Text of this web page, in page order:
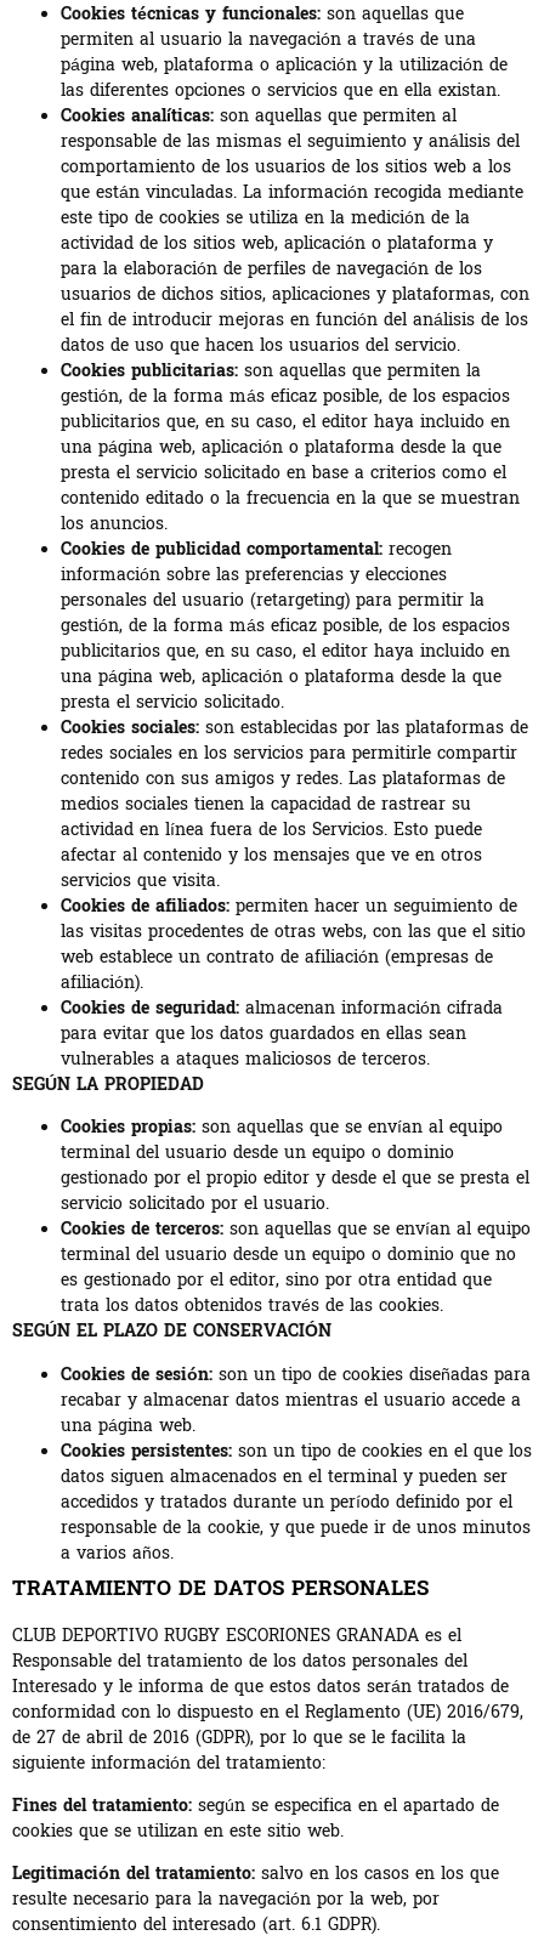
Cookies técnicas y funcionales: son aquellas que
permiten al usuario la navegación a través de una
página web, plataforma o aplicación y la utilización de
las diferentes opciones o servicios que en ella existan.
Cookies analíticas: son aquellas que permiten al
responsable de las mismas el seguimiento y análisis del
comportamiento de los usuarios de los sitios web a los
que están vinculadas. La información recogida mediante
este tipo de cookies se utiliza en la medición de la
actividad de los sitios web, aplicación o plataforma y
para la elaboración de perfiles de navegación de los
usuarios de dichos sitios, aplicaciones y plataformas, con
el fin de introducir mejoras en función del análisis de los
datos de uso que hacen los usuarios del servicio.
Cookies publicitarias: son aquellas que permiten la
gestión, de la forma más eficaz posible, de los espacios
publicitarios que, en su caso, el editor haya incluido en
una página web, aplicación o plataforma desde la que
presta el servicio solicitado en base a criterios como el
contenido editado o la frecuencia en la que se muestran
los anuncios.
Cookies de publicidad comportamental: recogen
información sobre las preferencias y elecciones
personales del usuario (retargeting) para permitir la
gestión, de la forma más eficaz posible, de los espacios
publicitarios que, en su caso, el editor haya incluido en
una página web, aplicación o plataforma desde la que
presta el servicio solicitado.
Cookies sociales: son establecidas por las plataformas de
redes sociales en los servicios para permitirle compartir
contenido con sus amigos y redes. Las plataformas de
medios sociales tienen la capacidad de rastrear su
actividad en línea fuera de los Servicios. Esto puede
afectar al contenido y los mensajes que ve en otros
servicios que visita.
Cookies de afiliados: permiten hacer un seguimiento de
las visitas procedentes de otras webs, con las que el sitio
web establece un contrato de afiliación (empresas de
afiliación).
Cookies de seguridad: almacenan información cifrada
para evitar que los datos guardados en ellas sean
vulnerables a ataques maliciosos de terceros.
SEGÚN LA PROPIEDAD
Cookies propias: son aquellas que se envían al equipo
terminal del usuario desde un equipo o dominio
gestionado por el propio editor y desde el que se presta el
servicio solicitado por el usuario.
Cookies de terceros: son aquellas que se envían al equipo
terminal del usuario desde un equipo o dominio que no
es gestionado por el editor, sino por otra entidad que
trata los datos obtenidos través de las cookies.
SEGÚN EL PLAZO DE CONSERVACIÓN
Cookies de sesión: son un tipo de cookies diseñadas para
recabar y almacenar datos mientras el usuario accede a
una página web.
Cookies persistentes: son un tipo de cookies en el que los
datos siguen almacenados en el terminal y pueden ser
accedidos y tratados durante un período definido por el
responsable de la cookie, y que puede ir de unos minutos
a varios años.
TRATAMIENTO DE DATOS PERSONALES
CLUB DEPORTIVO RUGBY ESCORIONES GRANADA es el
Responsable del tratamiento de los datos personales del
Interesado y le informa de que estos datos serán tratados de
conformidad con lo dispuesto en el Reglamento (UE) 2016/679,
de 27 de abril de 2016 (GDPR), por lo que se le facilita la
siguiente información del tratamiento:
Fines del tratamiento: según se especifica en el apartado de
cookies que se utilizan en este sitio web.
Legitimación del tratamiento: salvo en los casos en los que
resulte necesario para la navegación por la web, por
consentimiento del interesado (art. 6.1 GDPR).